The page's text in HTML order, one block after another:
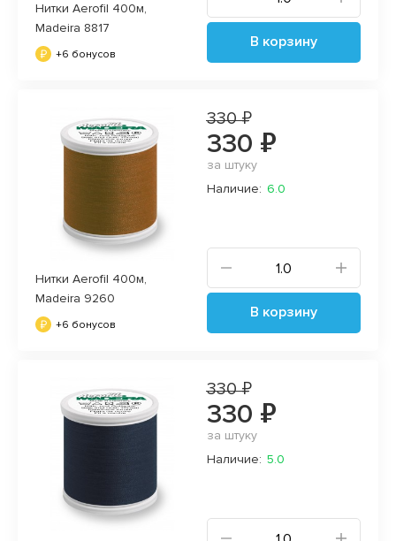
Нитки Aerofil 400м,
Madeira 8817
+6 бонусов
В корзину
Нитки Aerofil 400м,
Madeira 9260
+6 бонусов
330 ₽
330 ₽
за штуку
Наличие: 6.0
В корзину
330 ₽
330 ₽
за штуку
Наличие: 5.0